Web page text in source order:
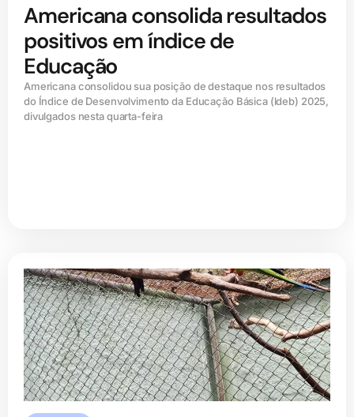
Americana consolida resultados
positivos em índice de
Educação
Americana consolidou sua posição de destaque nos resultados
do Índice de Desenvolvimento da Educação Básica (ldeb) 2025,
divulgados nesta quarta-feira